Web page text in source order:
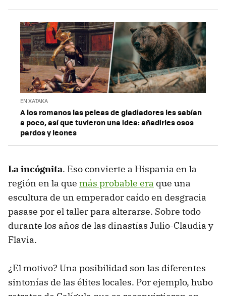
EN XATAKA
A los romanos las peleas de gladiadores les sabían
a poco, así que tuvieron una idea: añadirles osos
pardos y leones
La incógnita. Eso convierte a Hispania en la
región en la que más probable era que una
escultura de un emperador caído en desgracia
pasase por el taller para alterarse. Sobre todo
durante los años de las dinastías Julio-Claudia y
Flavia.
¿El motivo? Una posibilidad son las diferentes
sintonías de las élites locales. Por ejemplo, hubo